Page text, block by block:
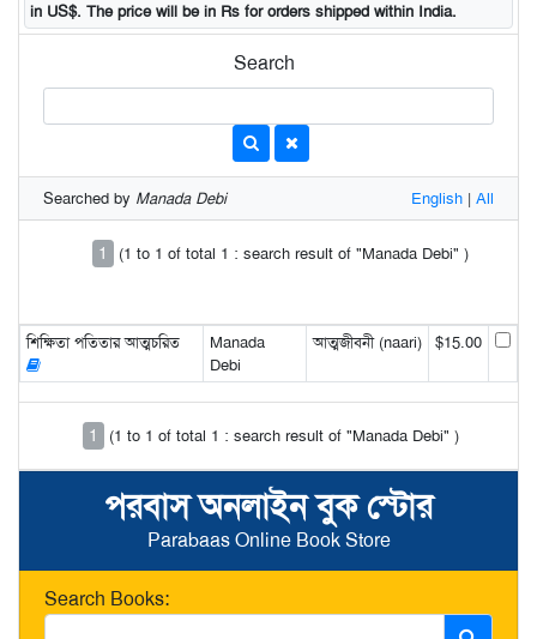
পরবাস অনলাইন বুক স্টোর
Parabaas Online Book Store
Search Books:
in US$. The price will be in Rs for orders shipped within India.
Search
Searched by Manada Debi English | All
1 (1 to 1 of total 1 : search result of "Manada Debi" )
শিক্ষিতা পতিতার আত্মচরিত
Manada
Debi
আত্মজীবনী (naari) $15.00
1 (1 to 1 of total 1 : search result of "Manada Debi" )